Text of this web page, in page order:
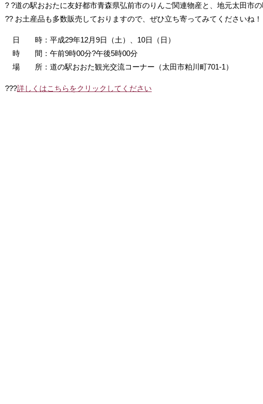
? ?道の駅おおたに友好都市青森県弘前市のりんご関連物産と、地元太田市
?? お土産品も多数販売しておりますので、ぜひ立ち寄ってみてくださいね！
日 時：平成29年12月9日（土）、10日（日）
時 間：午前9時00分?午後5時00分
場 所：道の駅おおた観光交流コーナー（太田市粕川町701-1）
???詳しくはこちらをクリックしてください